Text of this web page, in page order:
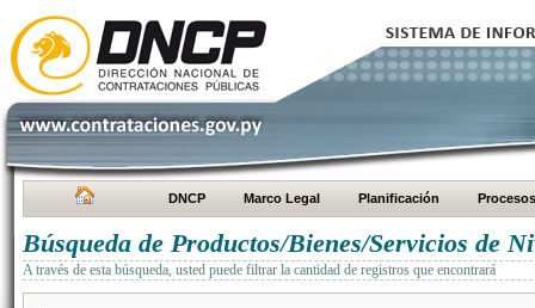
DNCP Marco Legal Planificación Procesos
Búsqueda de Productos/Bienes/Servicios de
A través de esta búsqueda, usted puede filtrar la cantidad de registros que encontrará